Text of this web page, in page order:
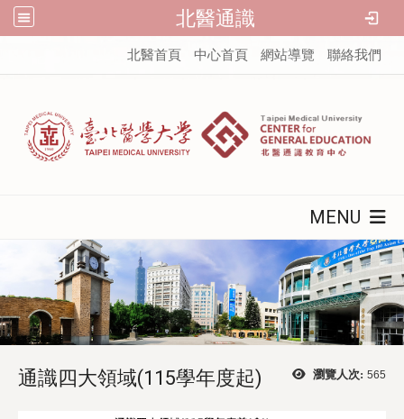
北醫通識
北醫首頁 中心首頁 網站導覽 聯絡我們
MENU
瀏覽人次: 565
通識四大領域(115學年度起)